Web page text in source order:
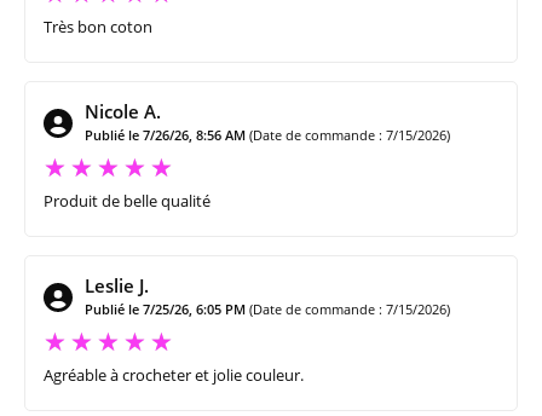
Très bon coton
Nicole A.
Publié le 7/26/26, 8:56 AM (Date de commande : 7/15/2026)
Produit de belle qualité
Leslie J.
Publié le 7/25/26, 6:05 PM (Date de commande : 7/15/2026)
Agréable à crocheter et jolie couleur.